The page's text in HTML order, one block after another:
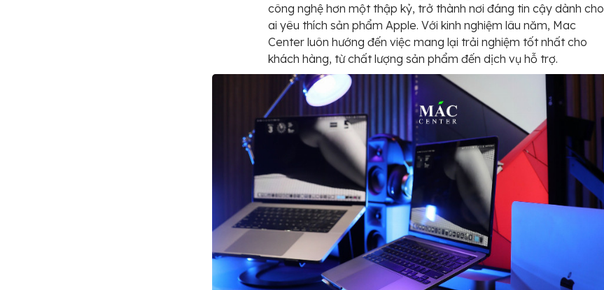
công nghệ hơn một thập kỷ, trở thành nơi đáng tin cậy dành cho
ai yêu thích sản phẩm Apple. Với kinh nghiệm lâu năm, Mac
Center luôn hướng đến việc mang lại trải nghiệm tốt nhất cho
khách hàng, từ chất lượng sản phẩm đến dịch vụ hỗ trợ.